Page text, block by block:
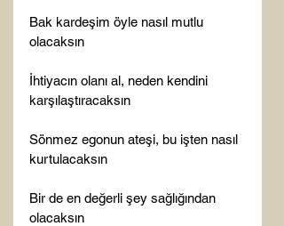
Bak kardeşim öyle nasıl mutlu
olacaksın
İhtiyacın olanı al, neden kendini
karşılaştıracaksın
Sönmez egonun ateşi, bu işten nasıl
kurtulacaksın
Bir de en değerli şey sağlığından
olacaksın